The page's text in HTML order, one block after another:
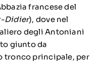
francese del
Didier), dove nel
degli Antoniani
giunto da
tronco principale, per